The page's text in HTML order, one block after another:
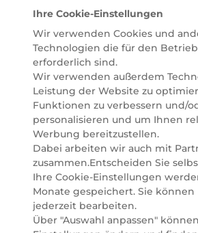
Online Beauty Beratungen und
einfach alles für Ihre Beauty
Hause oder in Ihre Wunsch-
BERATUNG & EXPERTISE
Marionnaud wurde im Jahr 1984
und ist seit 2001 in Österreich
Parfümerien und unserem Online
Marktführer im selektiven
Österreich. Seit 2023 liefern wir
Deutschland. Durch
attraktive Angebote zu allen
Marionnaud alles, was Beauty
lässt. Wir glauben fest daran, dass
Arten geschaffen werden kann.
und pflegenden Gefühl Ihrer
Ihre Cookie-Einstellungen
Wir verwenden Cookies und
Technologien die für den
erforderlich sind.
Wir verwenden außerdem
Leistung der Website zu
Funktionen zu verbessern und/
personalisieren und um Ihnen
Werbung bereitzustellen.
Dabei arbeiten wir auch mit
zusammen.Entscheiden Sie
Ihre Cookie-Einstellungen
Monate gespeichert. Sie können
jederzeit bearbeiten.
Über "Auswahl anpassen"